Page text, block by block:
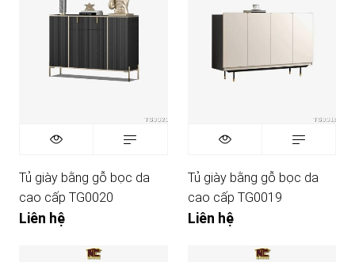
Tủ giày bằng gỗ bọc da
cao cấp TG0020
Liên hệ
Tủ giày bằng gỗ bọc da
cao cấp TG0019
Liên hệ